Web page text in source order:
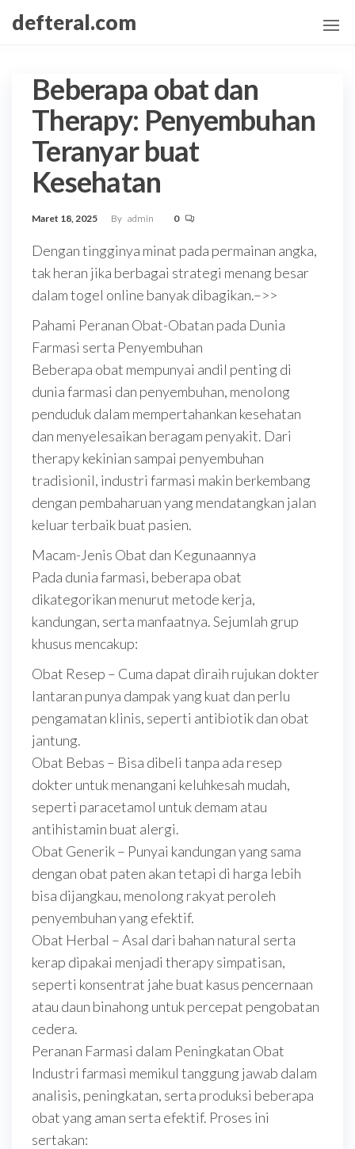
Skip
content
defteral.com
Beberapa obat dan
Therapy: Penyembuhan
Teranyar buat
Kesehatan
Maret 18, 2025 By admin 0
Dengan tingginya minat pada permainan angka,
tak heran jika berbagai strategi menang besar
dalam togel online banyak dibagikan.–>>
Pahami Peranan Obat-Obatan pada Dunia
Farmasi serta Penyembuhan
Beberapa obat mempunyai andil penting di
dunia farmasi dan penyembuhan, menolong
penduduk dalam mempertahankan kesehatan
dan menyelesaikan beragam penyakit. Dari
therapy kekinian sampai penyembuhan
tradisionil, industri farmasi makin berkembang
dengan pembaharuan yang mendatangkan jalan
keluar terbaik buat pasien.
Macam-Jenis Obat dan Kegunaannya
Pada dunia farmasi, beberapa obat
dikategorikan menurut metode kerja,
kandungan, serta manfaatnya. Sejumlah grup
khusus mencakup:
Obat Resep – Cuma dapat diraih rujukan dokter
lantaran punya dampak yang kuat dan perlu
pengamatan klinis, seperti antibiotik dan obat
jantung.
Obat Bebas – Bisa dibeli tanpa ada resep
dokter untuk menangani keluhkesah mudah,
seperti paracetamol untuk demam atau
antihistamin buat alergi.
Obat Generik – Punyai kandungan yang sama
dengan obat paten akan tetapi di harga lebih
bisa dijangkau, menolong rakyat peroleh
penyembuhan yang efektif.
Obat Herbal – Asal dari bahan natural serta
kerap dipakai menjadi therapy simpatisan,
seperti konsentrat jahe buat kasus pencernaan
atau daun binahong untuk percepat pengobatan
cedera.
Peranan Farmasi dalam Peningkatan Obat
Industri farmasi memikul tanggung jawab dalam
analisis, peningkatan, serta produksi beberapa
obat yang aman serta efektif. Proses ini
sertakan: